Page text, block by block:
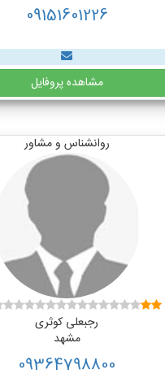
09151601226
مشاهده پروفایل
روانشناس و مشاور
رجبعلی کوثری
مشهد
09364798800